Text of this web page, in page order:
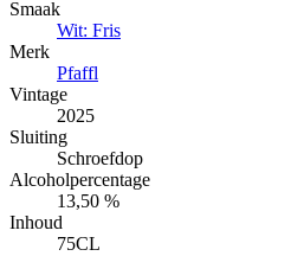
Smaak
Wit: Fris
Merk
Pfaffl
Vintage
2025
Sluiting
Schroefdop
Alcoholpercentage
13,50 %
Inhoud
75CL